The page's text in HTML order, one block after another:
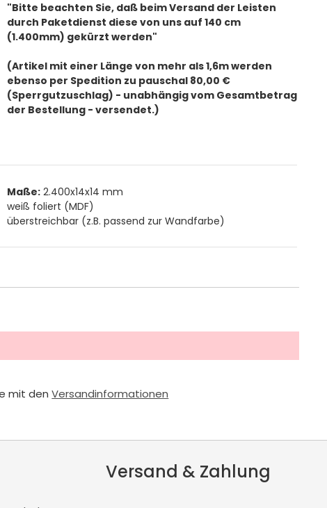
"Bitte beachten Sie, daß beim Versand der Leisten
durch Paketdienst diese von uns auf 140 cm
(1.400mm) gekürzt werden"
(Artikel mit einer Länge von mehr als 1,6m werden
ebenso per Spedition zu pauschal 80,00 €
(Sperrgutzuschlag) - unabhängig vom Gesamtbetrag
der Bestellung - versendet.)
Maße: 2.400x14x14 mm
weiß foliert (MDF)
überstreichbar (z.B. passend zur Wandfarbe)
mit denVersandinformationen
Versand & Zahlung